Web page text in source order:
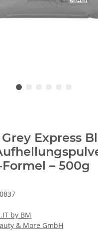
Grey Express
– 500g
by BM
& More GmbH